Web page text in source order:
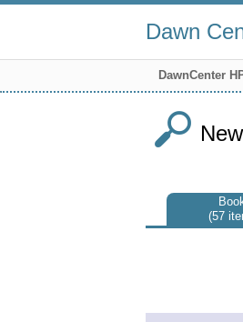
Dawn
DawnCenter
57